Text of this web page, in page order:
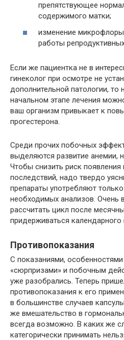
препятствующее
содержимого матки;
изменение
работы
Если же пациентка не в
гинеколог при осмотре не
дополнительной патологии,
начальном этапе лечения
ваш организм привыкает к
прогестерона.
Среди прочих побочных
выделяются развитие анемии,
Чтобы снизить риск
последствий, надо твердо
препараты употребляют
необходимых анализов. Очень
рассчитать цикл после
придерживаться календарного
Противопоказания
С показаниями,
«сюрпризами» и побочным
уже разобрались. Теперь
противопоказания к его
в большинстве случаев
же вмешательство в
всегда возможно. В каких же
категорически принимать